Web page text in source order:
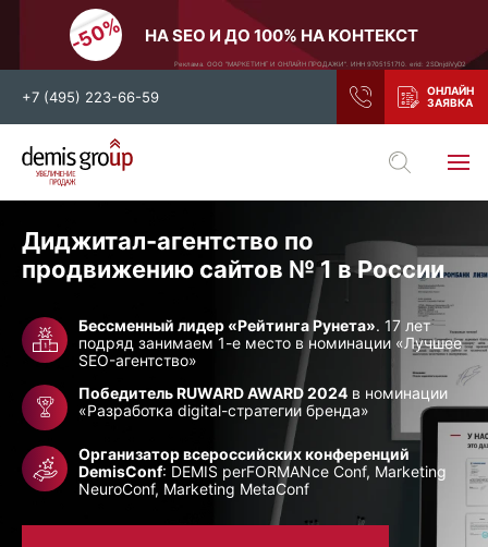
НА SEO И ДО 100% НА КОНТЕКСТ
Реклама. ООО "МАРКЕТИНГ И ОНЛАЙН ПРОДАЖИ". ИНН 9705151710. erid: 2SDnjdiVyD2
+7 (495) 223-66-59
Выберите свой город
Нижний Новгород
Тамбов
Тула
Новосибирск
Екатеринбург
Самара
Ростов-на-Дону
Казань
и все регионы РФ
Диджитал-агентство по
продвижению сайтов № 1 в России
Бессменный лидер «Рейтинга Рунета». 17 лет
подряд занимаем 1-е место в номинации «Лучшее
SEO-агентство»
Победитель RUWARD AWARD 2024 в номинации
«Разработка digital-стратегии бренда»
Организатор всероссийских конференций
DemisConf: DEMIS perFORMANce Conf, Marketing
NeuroConf, Marketing MetaConf